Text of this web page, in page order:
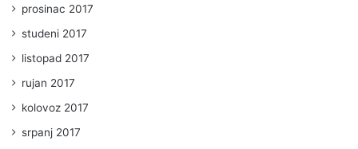
prosinac 2017
studeni 2017
listopad 2017
rujan 2017
kolovoz 2017
srpanj 2017